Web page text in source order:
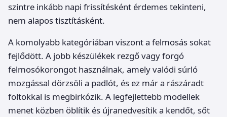
szintre inkább napi frissítésként érdemes tekinteni,
nem alapos tisztításként.
A komolyabb kategóriában viszont a felmosás sokat
fejlődött. A jobb készülékek rezgő vagy forgó
felmosókorongot használnak, amely valódi súrló
mozgással dörzsöli a padlót, és ez már a rászáradt
foltokkal is megbirkózik. A legfejlettebb modellek
menet közben öblítik és újranedvesítik a kendőt, sőt